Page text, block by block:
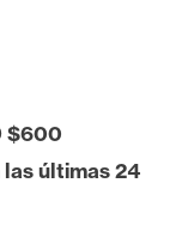
$600
las últimas 24